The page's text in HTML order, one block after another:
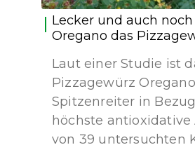
Lecker und auch
Oregano das
Laut einer Studie ist
Pizzagewürz
Spitzenreiter in
höchste
von 39 untersuchten